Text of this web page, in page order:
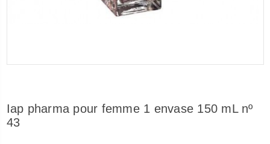
Iap pharma pour femme 1 envase 150 mL nº
43